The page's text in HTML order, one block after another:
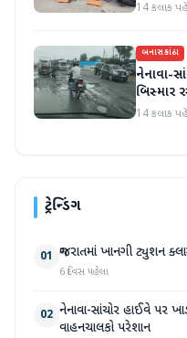
14 કલાક
બનાસકાંઠા
નેનાવા-
બિસ્માર
14 કલાક
ટ્રેન્ડિંગ
01 ગુજરાતમાં ખાનગી ટ્યુશન
6 દિવસ પહેલા
02 નેનાવા-સાંચોર હાઈવે પર
વાહનચાલકો પરેશાન